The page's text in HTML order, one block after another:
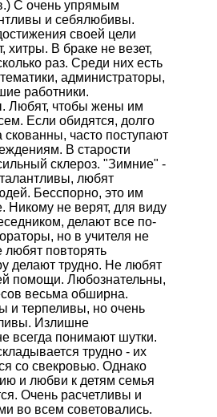
С очень упрямым
и себялюбивы.
своей цели
хитры. В браке не везет,
раз. Среди них есть
администраторы,
работники.
Любят, чтобы жены им
Если обидятся, долго
скованны, часто поступают
В старости
склероз. "Зимние" -
любят
Бесспорно, это им
Никому не верят, для виду
делают все по-
но в учителя не
любят повторять
делают трудно. Не любят
помощи. Любознательны,
весьма обширна.
и терпеливы, но очень
Излишне
всегда понимают шутки.
трудно - их
со свекровью. Однако
и любви к детям семья
Очень расчетливы и
во всем советовались.